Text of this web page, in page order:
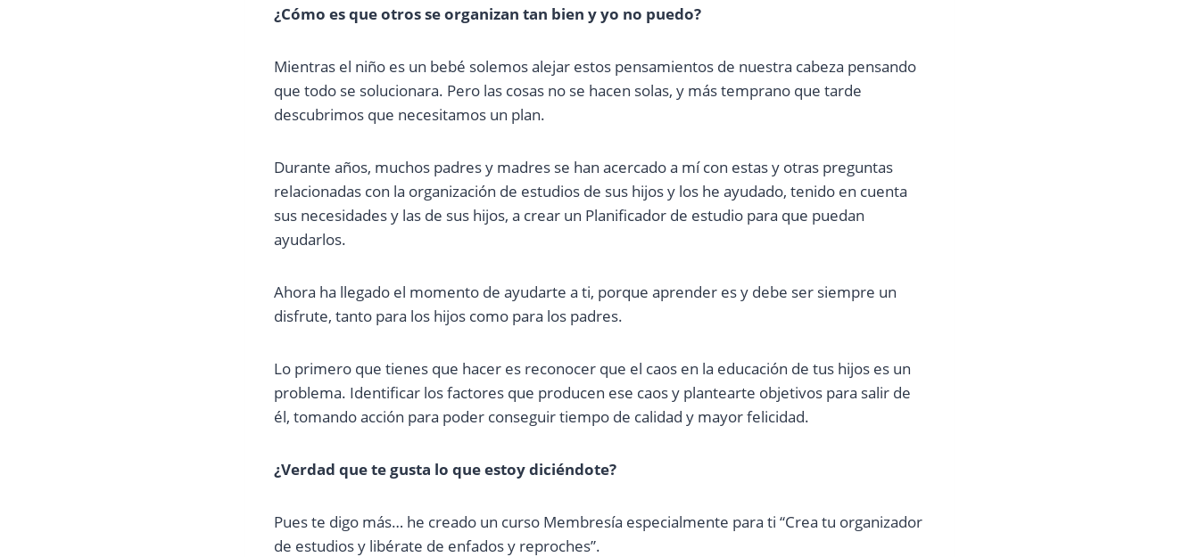
¿Cómo es que otros se organizan tan bien y yo no puedo?
Mientras el niño es un bebé solemos alejar estos pensamientos de nuestra cabeza pensando
que todo se solucionara. Pero las cosas no se hacen solas, y más temprano que tarde
descubrimos que necesitamos un plan.
Durante años, muchos padres y madres se han acercado a mí con estas y otras preguntas
relacionadas con la organización de estudios de sus hijos y los he ayudado, tenido en cuenta
sus necesidades y las de sus hijos, a crear un Planificador de estudio para que puedan
ayudarlos.
Ahora ha llegado el momento de ayudarte a ti, porque aprender es y debe ser siempre un
disfrute, tanto para los hijos como para los padres.
Lo primero que tienes que hacer es reconocer que el caos en la educación de tus hijos es un
problema. Identificar los factores que producen ese caos y plantearte objetivos para salir de
él, tomando acción para poder conseguir tiempo de calidad y mayor felicidad.
¿Verdad que te gusta lo que estoy diciéndote?
Pues te digo más… he creado un curso Membresía especialmente para ti “Crea tu organizador
de estudios y libérate de enfados y reproches”.